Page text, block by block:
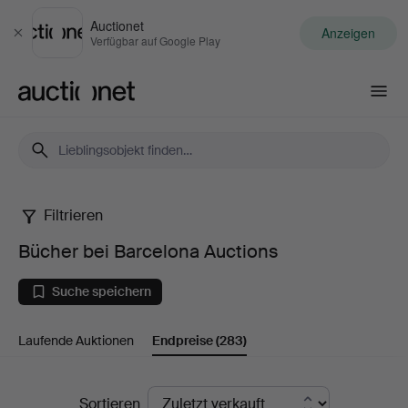
Schließen
Auctionet
Verfügbar auf Google Play Anzeigen
Bücher
bei
Barcelona
Auctions
Filtrieren
Bücher bei Barcelona Auctions
Suche speichern
Laufende Auktionen Endpreise(283)
EndpreiseSortieren